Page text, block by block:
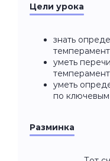
Цели урока
знать
темперамент
уметь
уметь
по ключевым
Разминка